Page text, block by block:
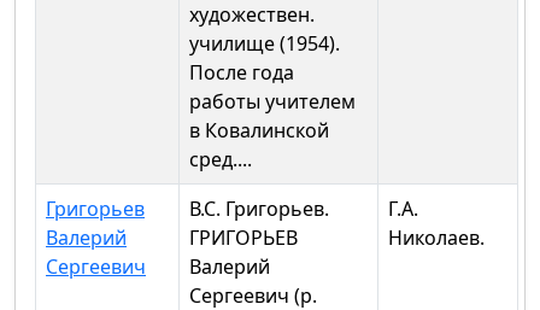
художествен.
училище (1954).
После года
работы учителем
в Ковалинской
сред....
Григорьев
Валерий
Сергеевич
В.С. Григорьев.
ГРИГОРЬЕВ
Валерий
Сергеевич (р.
Г.А.
Николаев.